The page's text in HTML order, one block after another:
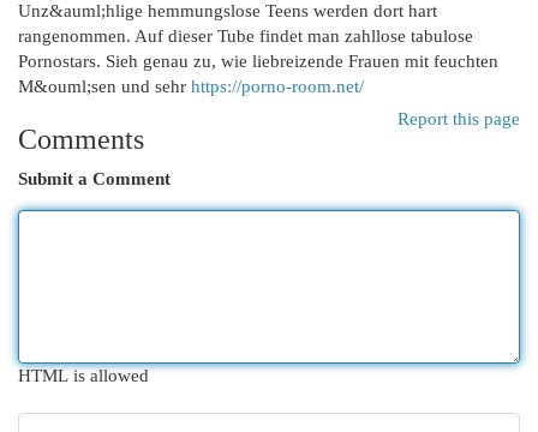
Unz&auml;hlige hemmungslose Teens werden dort hart
rangenommen. Auf dieser Tube findet man zahllose tabulose
Pornostars. Sieh genau zu, wie liebreizende Frauen mit feuchten
M&ouml;sen und sehr https://porno-room.net/
Report this page
Comments
Submit a Comment
HTML is allowed